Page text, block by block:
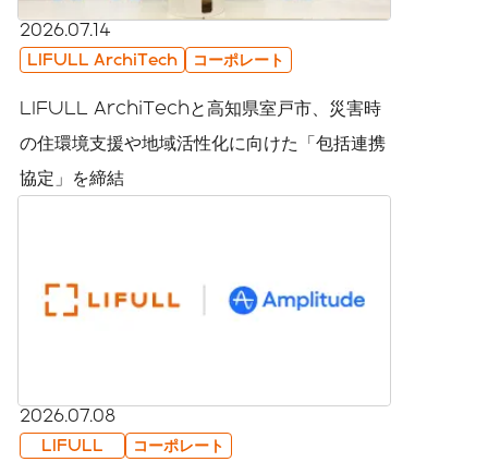
2026.07.14
LIFULL ArchiTech コーポレート
LIFULL ArchiTechと高知県室戸市、災害時
の住環境支援や地域活性化に向けた「包括連携
協定」を締結
2026.07.08
LIFULL コーポレート